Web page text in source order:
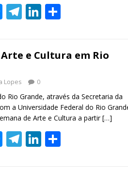
M
e
e
g
er
T
el
gr
m
Li
n
e e
Arte e Cultura em Rio
Lopes 0
Rio Grande, através da Secretaria da
a Universidade Federal do Rio
de Arte e Cultura a partir[…]
M
e
T
el
Li
n